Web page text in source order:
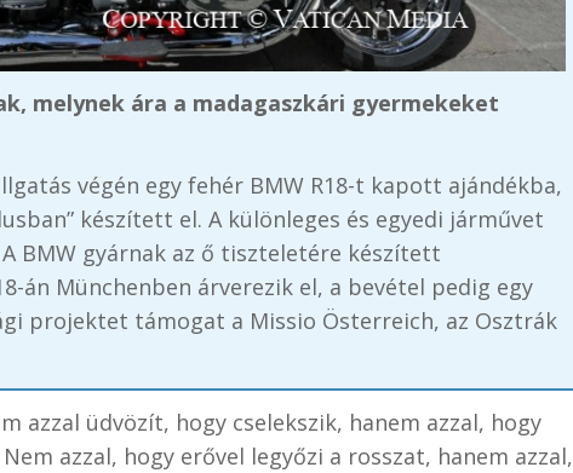
melynek ára a madagaszkári gyermekeket
végén egy fehér BMW R18-t kapott ajándékba,
készített el. A különleges és egyedi járművet
BMW gyárnak az ő tiszteletére készített
án Münchenben árverezik el, a bevétel pedig egy
projektet támogat a Missio Österreich, az Osztrák
azzal üdvözít, hogy cselekszik, hanem azzal, hogy
azzal, hogy erővel legyőzi a rosszat, hanem azzal,